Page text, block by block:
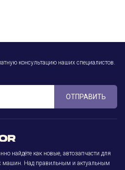
консультацию наших специалистов.
ОТПРАВИТЬ
найдёте как новые, автозапчасти для
машин. Над правильным и актуальным